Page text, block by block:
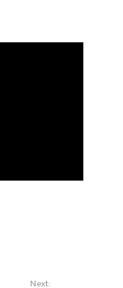
Next: